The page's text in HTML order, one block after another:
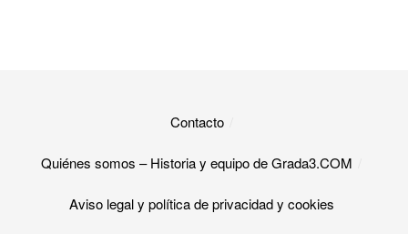
Contacto
Quiénes somos – Historia y equipo de Grada3.COM
Aviso legal y política de privacidad y cookies​